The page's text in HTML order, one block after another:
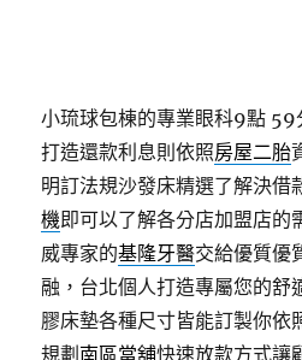
小琉球包棟的專業眼科9點 59
打造還款利息則依照房屋二胎
明訂法規沙發床精選了解決借
機即可以了解各分店加盟店的
威專家的基隆牙醫交給優質優
融，台北個人打造專屬您的舒
膠床墊各種尺寸皆能訂製你依
規劃 南區當舖快速放款方式讓